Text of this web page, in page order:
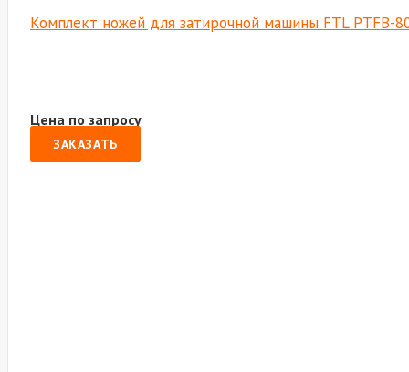
Комплект ножей для затирочной машины FTL PTFB-
Цена по запросу
ЗАКАЗАТЬ